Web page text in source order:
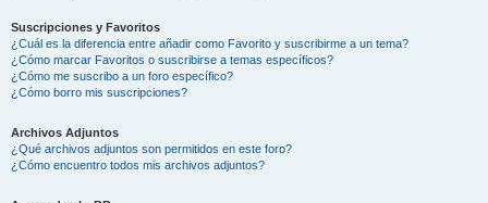
Suscripciones y Favoritos
¿Cuál es la diferencia entre añadir como Favorito y suscribirme a un tema?
¿Cómo marcar Favoritos o suscribirse a temas específicos?
¿Cómo me suscribo a un foro específico?
¿Cómo borro mis suscripciones?
Archivos Adjuntos
¿Qué archivos adjuntos son permitidos en este foro?
¿Cómo encuentro todos mis archivos adjuntos?